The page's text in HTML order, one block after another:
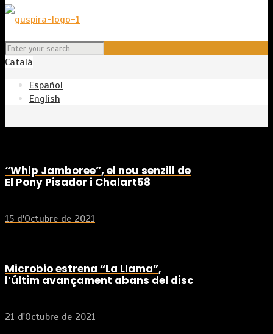
Català
Español
English
“Whip Jamboree”, el nou senzill de
El Pony Pisador i Chalart58
15 d'Octubre de 2021
Microbio estrena “La Llama”,
l’últim avançament abans del disc
21 d'Octubre de 2021